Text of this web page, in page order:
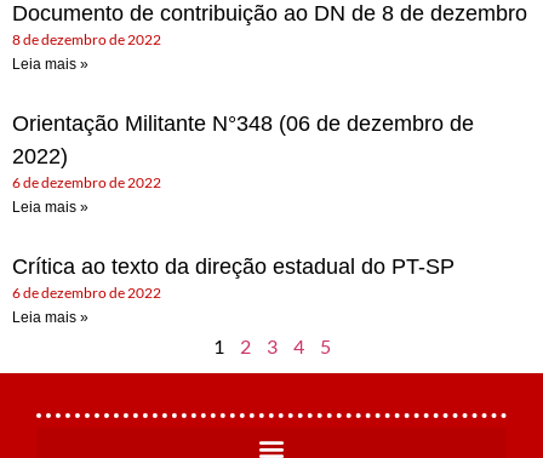
Documento de contribuição ao DN de 8 de dezembro
8 de dezembro de 2022
Leia mais »
Orientação Militante N°348 (06 de dezembro de
2022)
6 de dezembro de 2022
Leia mais »
Crítica ao texto da direção estadual do PT-SP
6 de dezembro de 2022
Leia mais »
1 2 3 4 5